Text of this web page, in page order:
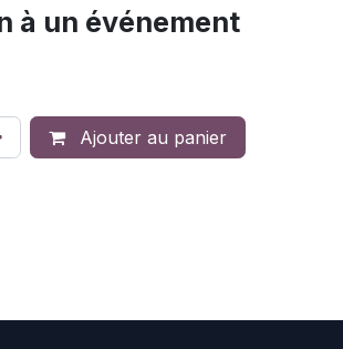
à un événement
Ajouter au panier